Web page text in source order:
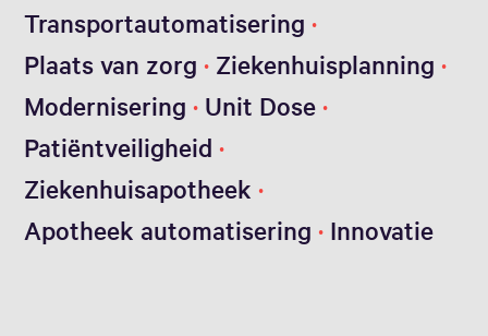
Transportautomatisering
Plaats van zorg
Ziekenhuisplanning
Modernisering
Unit Dose
Patiëntveiligheid
Ziekenhuisapotheek
Apotheek automatisering
Innovatie